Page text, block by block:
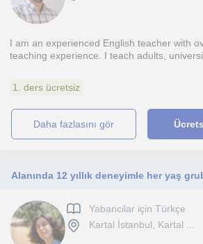
I am an experienced English teacher with
teaching experience. I teach adults,
1. ders ücretsiz
daha fazlasını gör
Yabancilar için Türkçe
Kartal İstanbul, Kartal ...